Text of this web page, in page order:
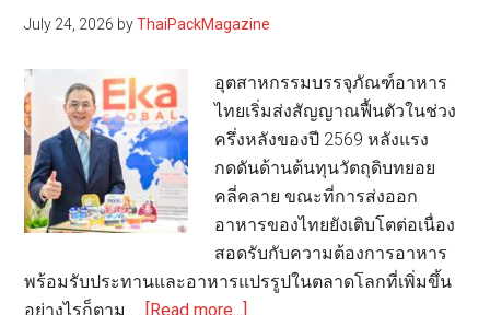
ตัว
“ขอ
คืนดี”
เก็บ
กลับ
บรรจุ
ภัณฑ์
แล้ว
July 24, 2026 byThaiPackMagazine
อุตสาหกรรมบรรจุภัณฑ์อาหาร
ไทยเริ่มส่งสัญญาณฟื้นตัวในช่วง
ครึ่งหลังของปี 2569 หลังแรง
กดดันด้านต้นทุนวัตถุดิบทยอย
คลี่คลาย ขณะที่การส่งออก
อาหารของไทยยังเติบโตต่อเนื่อง
สอดรับกับความต้องการอาหาร
พร้อมรับประทานและอาหารแปรรูปในตลาดโลกที่เพิ่มขึ้น
อย่างไรก็ตาม …
[Read more...]